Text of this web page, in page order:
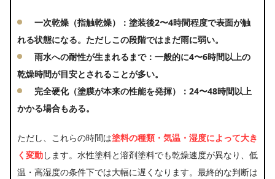
一次乾燥（指触乾燥）： 塗装後2〜4時間程度で表面が触
れる状態になる。ただしこの段階ではまだ雨に弱い。
雨水への耐性が生まれるまで： 一般的に4〜6時間以上の
乾燥時間が目安とされることが多い。
完全硬化（塗膜が本来の性能を発揮）： 24〜48時間以上
かかる場合もある。
ただし、これらの時間は塗料の種類・気温・湿度によって大き
く変動します。水性塗料と溶剤塗料でも乾燥速度が異なり、低
温・高湿度の条件下では大幅に遅くなります。最終的な判断は